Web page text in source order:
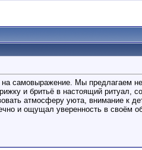
самовыражение. Мы предлагаем не
и бритьё в настоящий ритуал,
атмосферу уюта, внимание к
и ощущал уверенность в своём